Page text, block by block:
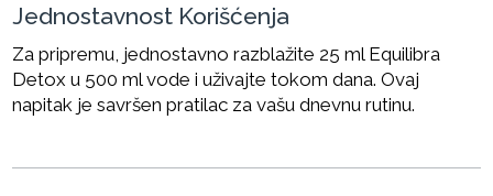
Jednostavnost Korišćenja
Za pripremu, jednostavno razblažite 25 ml Equilibra
Detox u 500 ml vode i uživajte tokom dana. Ovaj
napitak je savršen pratilac za vašu dnevnu rutinu.